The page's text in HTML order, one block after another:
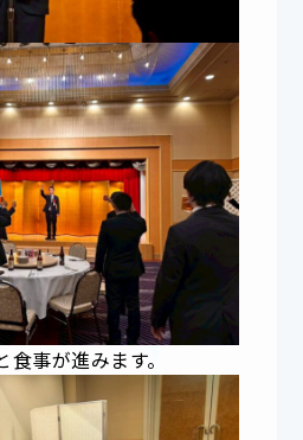
事が進みます。